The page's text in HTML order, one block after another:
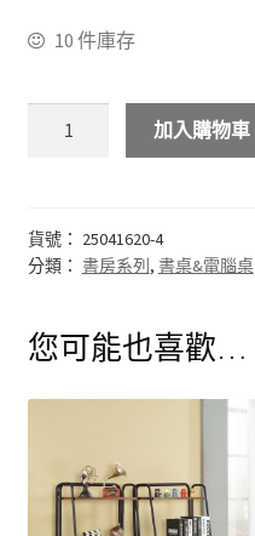
斗櫃
書桌&電腦桌
我的帳號
10 件庫存
加入購物車
貨號： 25041620-4
分類： 書房系列 , 書桌&電腦桌
您可能也喜歡…